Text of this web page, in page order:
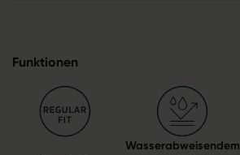
Funktionen
Wasserabweisendem